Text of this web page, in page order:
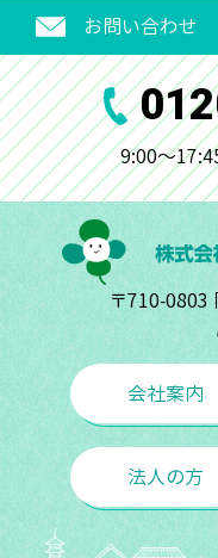
お問い合わせ
9:00～
〒710-0803
会社案内
法人の方